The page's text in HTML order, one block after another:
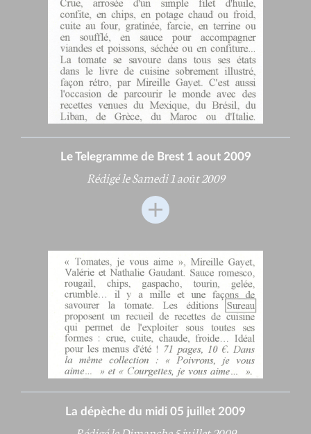
Le Telegramme de Brest 1 aout 2009
Rédigé le Samedi 1 août 2009
La dépèche du midi 05 juillet 2009